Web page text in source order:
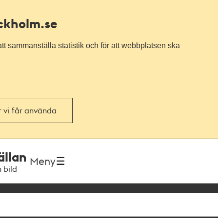
sammanställa statistik och för att webbplatsen ska
vi får använda
bild
Meny